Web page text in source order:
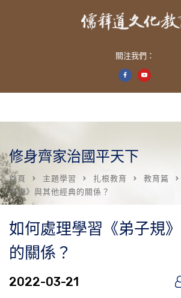
關注我們：
修身齊家治國平天下
首頁 主題學習 扎根教育 教育篇
子規》與其他經典的關係？
如何處理學習《弟子規
的關係？
2022-03-21